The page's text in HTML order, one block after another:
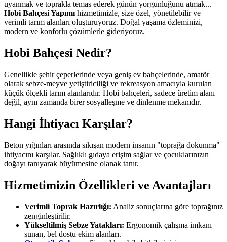
uyanmak ve toprakla temas ederek günün yorgunluğunu atmak...
Hobi Bahçesi Yapımı hizmetimizle, size özel, yönetilebilir ve
verimli tarım alanları oluşturuyoruz. Doğal yaşama özleminizi,
modern ve konforlu çözümlerle gideriyoruz.
Hobi Bahçesi Nedir?
Genellikle şehir çeperlerinde veya geniş ev bahçelerinde, amatör
olarak sebze-meyve yetiştiriciliği ve rekreasyon amacıyla kurulan
küçük ölçekli tarım alanlarıdır. Hobi bahçeleri, sadece üretim alanı
değil, aynı zamanda birer sosyalleşme ve dinlenme mekanıdır.
Hangi İhtiyacı Karşılar?
Beton yığınları arasında sıkışan modern insanın "toprağa dokunma"
ihtiyacını karşılar. Sağlıklı gıdaya erişim sağlar ve çocuklarınızın
doğayı tanıyarak büyümesine olanak tanır.
Hizmetimizin Özellikleri ve Avantajları
Verimli Toprak Hazırlığı: Analiz sonuçlarına göre toprağınız
zenginleştirilir.
Yükseltilmiş Sebze Yatakları: Ergonomik çalışma imkanı
sunan, bel dostu ekim alanları.